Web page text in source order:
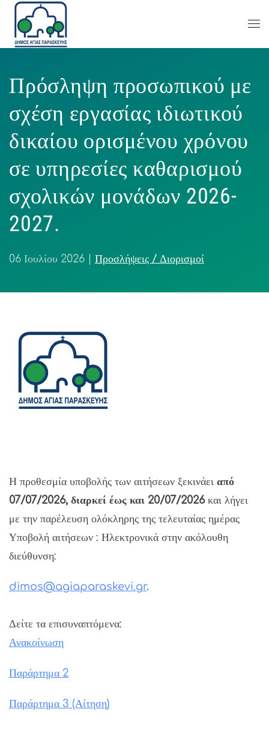
Πρόσληψη προσωπικού με
σχέση εργασίας ιδιωτικού
δικαίου ορισμένου χρόνου
σε υπηρεσίες καθαρισμού
σχολικών μονάδων 2026-
2027.
06 Ιουλίου 2026 Προσλήψεις / Διορισμοί
Η προθεσμία υποβολής των αιτήσεων ξεκινάει από
07/07/2026, διαρκεί έως και 20/07/2026και λήγει
με την παρέλευση ολόκληρης της τελευταίας ημέρας
Υποβολή αιτήσεων : Ηλεκτρονικά στην ακόλουθη
διεύθυνση:
dimos@agiaparaskevi.gr.
Δείτε τα επισυναπτόμενα:
Ανακοίνωση
Παράρτημα 2
Παράρτημα 3 (Αίτηση)